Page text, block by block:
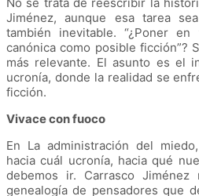
Jiménez, aunque esa tarea
también inevitable. “¿Poner
canónica como posible ficción”?
más relevante. El asunto es el
ucronía, donde la realidad se
ficción.
Vivace con fuoco
En La administración del
hacia cuál ucronía, hacia qué
debemos ir. Carrasco
genealogía de pensadores que